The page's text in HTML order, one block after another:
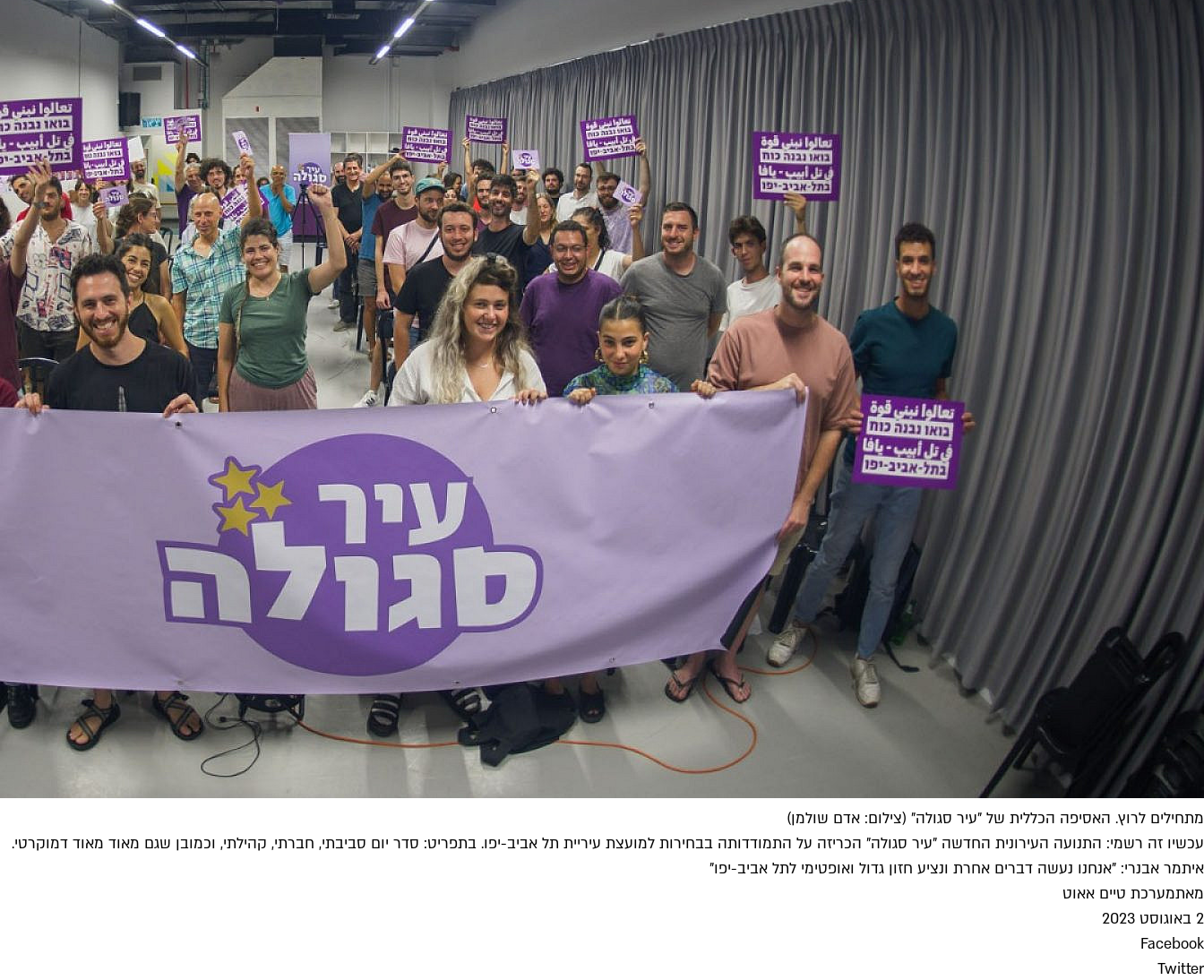
מתחילים לרוץ. האסיפה הכללית של "עיר סגולה" (צילום: אדם שולמן)
עכשיו זה רשמי: התנועה העירונית החדשה "עיר סגולה" הכריזה על התמודדותה בבחירות למועצת עיריית תל אביב-יפו. בתפריט: סדר יום סביבתי, חברתי, קהילתי, וכמובן שגם מאוד מאוד דמוקרטי.
איתמר אבנרי: "אנחנו נעשה דברים אחרת ונציע חזון גדול ואופטימי לתל אביב-יפו"
מאתמערכת טיים אאוט
2 באוגוסט 2023
Facebook
Twitter